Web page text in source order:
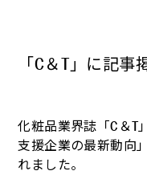
「C＆T」に記事
化粧品業界誌「C＆T
支援企業の最新動向
れました。